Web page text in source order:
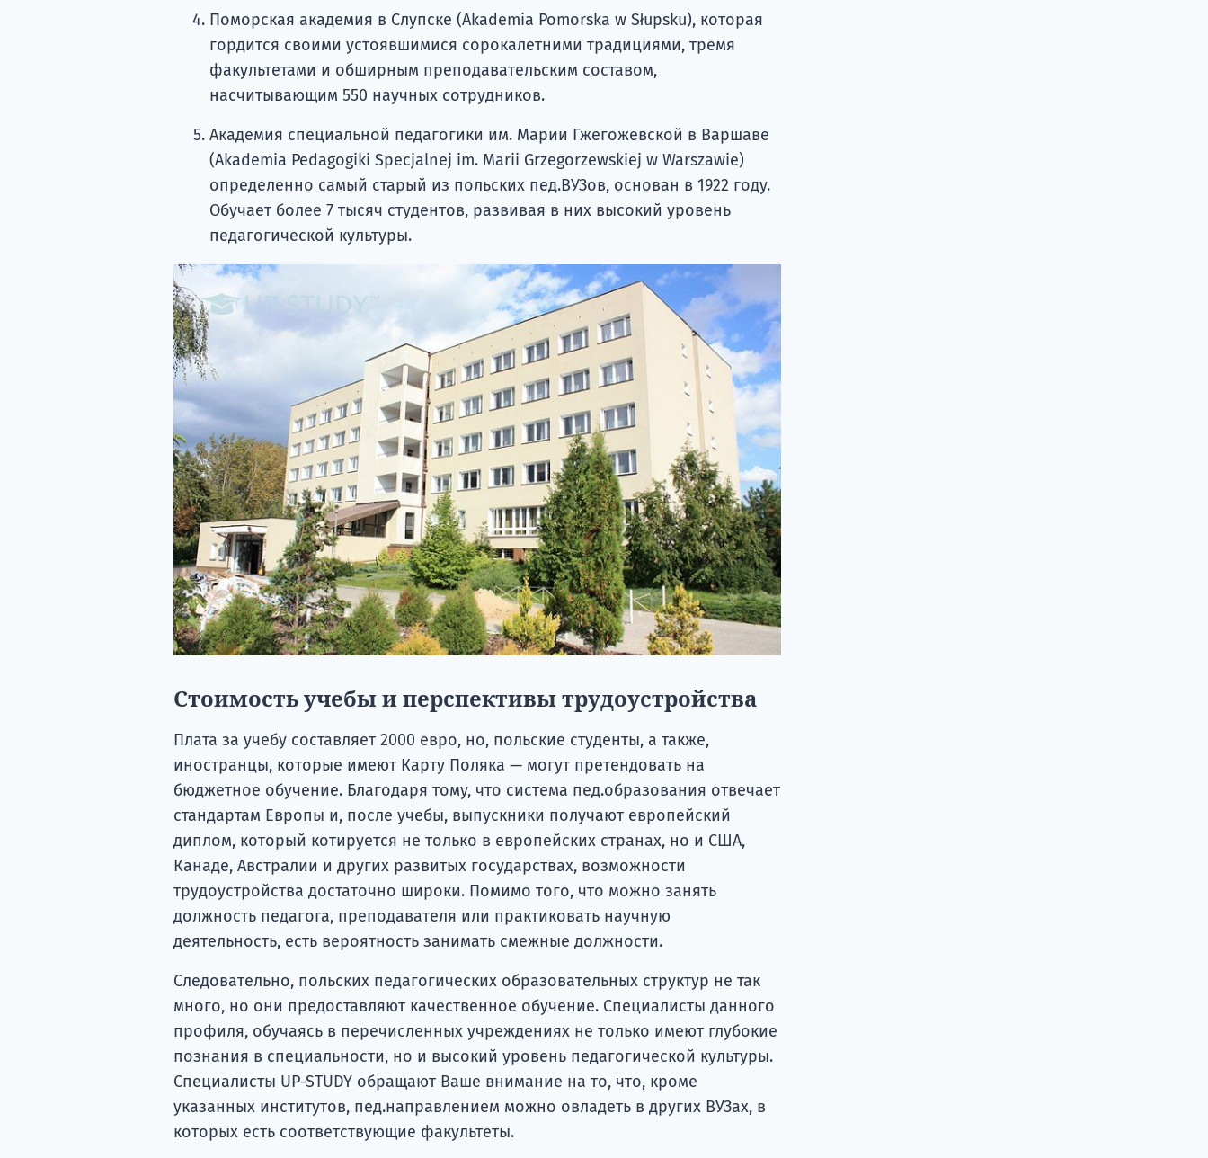
Поморская академия в Слупске (Akademia Pomorska w Słupsku), которая
гордится своими устоявшимися сорокалетними традициями, тремя
факультетами и обширным преподавательским составом,
насчитывающим 550 научных сотрудников.
Академия специальной педагогики им. Марии Гжегожевской в Варшаве
(Akademia Pedagogiki Specjalnej im. Marii Grzegorzewskiej w Warszawie)
определенно самый старый из польских пед.ВУЗов, основан в 1922 году.
Обучает более 7 тысяч студентов, развивая в них высокий уровень
педагогической культуры.
Стоимость учебы и перспективы трудоустройства
Плата за учебу составляет 2000 евро, но, польские студенты, а также,
иностранцы, которые имеют Карту Поляка — могут претендовать на
бюджетное обучение. Благодаря тому, что система пед.образования отвечает
стандартам Европы и, после учебы, выпускники получают европейский
диплом, который котируется не только в европейских странах, но и США,
Канаде, Австралии и других развитых государствах, возможности
трудоустройства достаточно широки. Помимо того, что можно занять
должность педагога, преподавателя или практиковать научную
деятельность, есть вероятность занимать смежные должности.
Следовательно, польских педагогических образовательных структур не так
много, но они предоставляют качественное обучение. Специалисты данного
профиля, обучаясь в перечисленных учреждениях не только имеют глубокие
познания в специальности, но и высокий уровень педагогической культуры.
Специалисты UP-STUDY обращают Ваше внимание на то, что, кроме
указанных институтов, пед.направлением можно овладеть в других ВУЗах, в
которых есть соответствующие факультеты.